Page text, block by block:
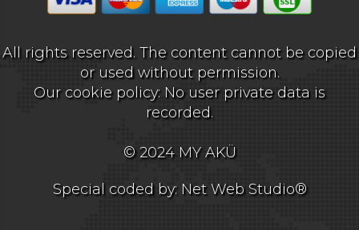
All rights reserved. The content cannot be copied
or used without permission.
Our cookie policy: No user private data is
recorded.
© 2024 MY AKÜ
Special coded by: Net Web Studio®